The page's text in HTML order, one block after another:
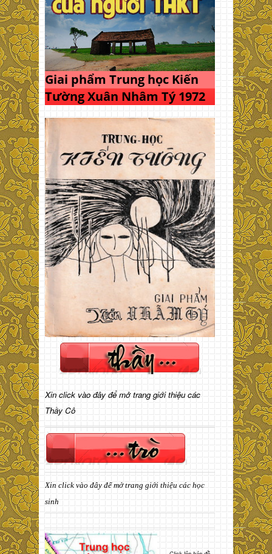
Giai phẩm Trung học Kiến
Tường Xuân Nhâm Tý 1972
Xin click vào đây để mở trang giới thiệu các
Thầy Cô
Xin click vào đây để mở trang giới thiệu các học
sinh